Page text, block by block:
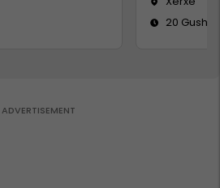
20 Gusht